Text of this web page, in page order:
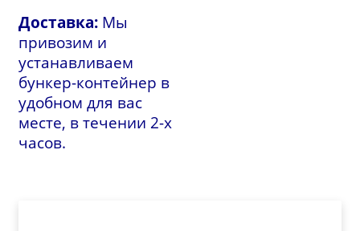
Доставка: Мы
привозим и
устанавливаем
бункер-контейнер в
удобном для вас
месте, в течении 2-х
часов.